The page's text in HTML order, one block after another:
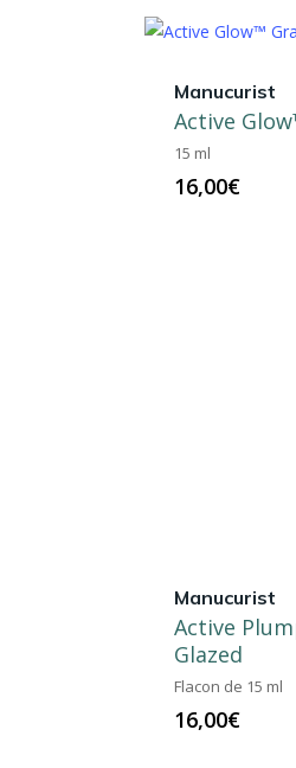
Manucurist
Active
15 ml
16,00€
Manucurist
Active
Glazed
Flacon de 15 ml
16,00€